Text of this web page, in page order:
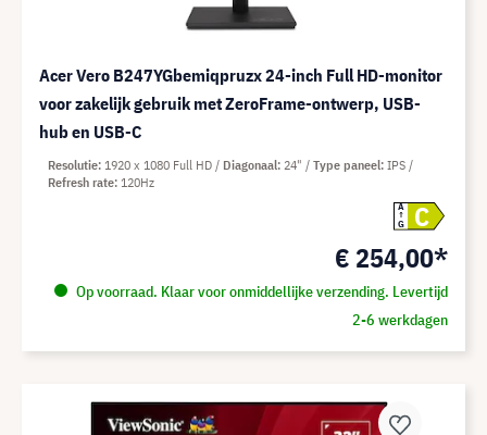
Acer Vero B247YGbemiqpruzx 24-inch Full HD-monitor
voor zakelijk gebruik met ZeroFrame-ontwerp, USB-
hub en USB-C
A
G
C
€ 254,00*
Op voorraad. Klaar voor onmiddellijke verzending. Levertijd
2-6 werkdagen
Resolutie 1920 x 1080 Full HD Diagonaal 24" Type paneel IPS
Refresh rate 120Hz